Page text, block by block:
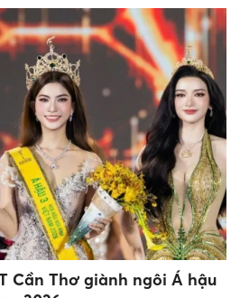
Cần Thơ giành ngôi Á hậu